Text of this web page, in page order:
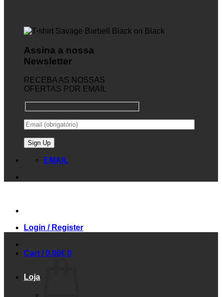
Assina a nossa
Newsletter
RECEBA AS NOSSAS
OFERTAS POR EMAIL
EMAIL
Login / Register
Cart /0.00€ 0
Loja